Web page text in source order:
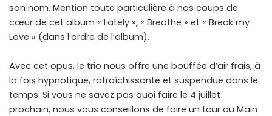
son nom. Mention toute particulière à nos coups de
cœur de cet album « Lately », « Breathe » et « Break my
Love » (dans l’ordre de l’album).
Avec cet opus, le trio nous offre une bouffée d’air frais, à
la fois hypnotique, rafraîchissante et suspendue dans le
temps. Si vous ne savez pas quoi faire le 4 juillet
prochain, nous vous conseillons de faire un tour au Main